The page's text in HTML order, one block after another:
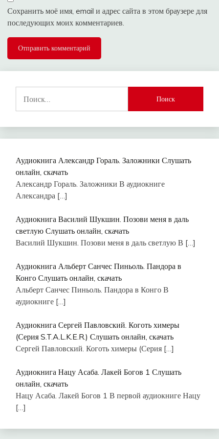
Сохранить моё имя, email и адрес сайта в этом браузере для
последующих моих комментариев.
Аудиокнига Александр Гораль. Заложники Слушать
онлайн, скачать
Александр Гораль. Заложники В аудиокниге
Александра […]
Аудиокнига Василий Шукшин. Позови меня в даль
светлую Слушать онлайн, скачать
Василий Шукшин. Позови меня в даль светлую В […]
Аудиокнига Альберт Санчес Пиньоль. Пандора в
Конго Слушать онлайн, скачать
Альберт Санчес Пиньоль. Пандора в Конго В
аудиокниге […]
Аудиокнига Сергей Павловский. Коготь химеры
(Серия S.T.A.L.K.E.R.) Слушать онлайн, скачать
Сергей Павловский. Коготь химеры (Серия […]
Аудиокнига Нацу Асаба. Лакей Богов 1 Слушать
онлайн, скачать
Нацу Асаба. Лакей Богов 1 В первой аудиокниге Нацу
[…]